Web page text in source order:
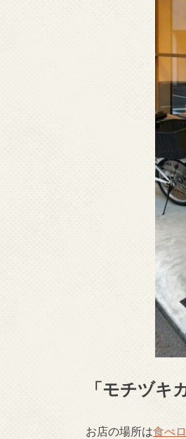
「モチヅキ
お店の場所は食べ